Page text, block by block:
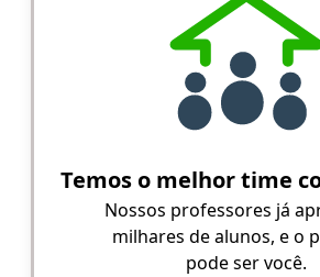
Temos o melhor time
Nossos professores já
milhares de alunos, e o
pode ser você.